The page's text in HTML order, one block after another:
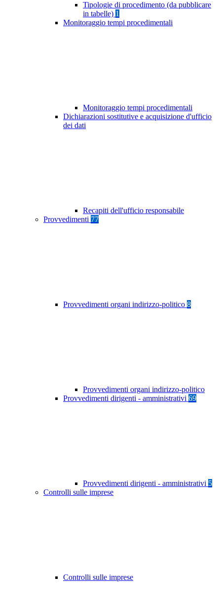
Tipologie di procedimento (da pubblicare
in tabelle) 1
Monitoraggio tempi procedimentali
Monitoraggio tempi procedimentali
Dichiarazioni sostitutive e acquisizione d'ufficio
dei dati
Recapiti dell'ufficio responsabile
Provvedimenti 77
Provvedimenti organi indirizzo-politico 8
Provvedimenti organi indirizzo-politico
Provvedimenti dirigenti - amministrativi 69
Provvedimenti dirigenti - amministrativi 5
Controlli sulle imprese
Controlli sulle imprese